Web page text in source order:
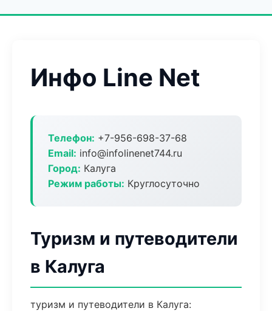
Инфо Line Net
Телефон: +7-956-698-37-68
Email: info@infolinenet744.ru
Город: Калуга
Режим работы: Круглосуточно
Туризм и путеводители
в Калуга
туризм и путеводители в Калуга: